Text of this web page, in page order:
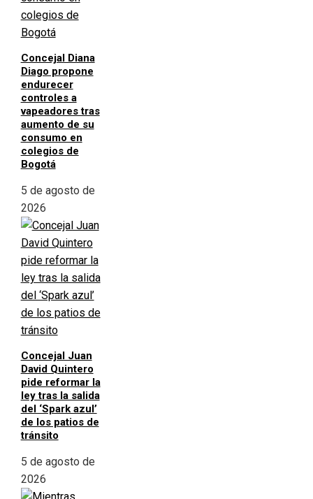
Concejal Diana
Diago propone
endurecer
controles a
vapeadores tras
aumento de su
consumo en
colegios de
Bogotá
5 de agosto de
2026
Concejal Juan
David Quintero
pide reformar la
ley tras la salida
del ‘Spark azul’
de los patios de
tránsito
5 de agosto de
2026